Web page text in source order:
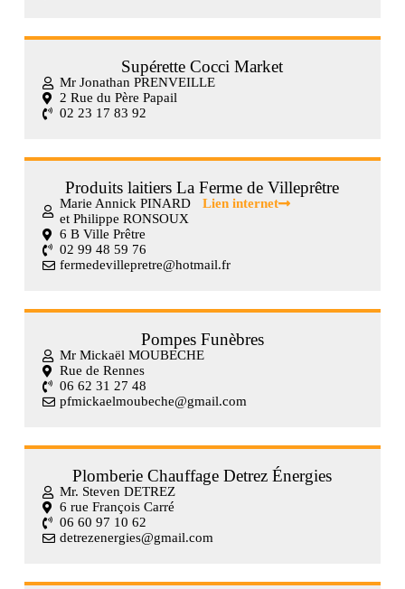
Supérette Cocci Market
Mr Jonathan PRENVEILLE
2 Rue du Père Papail
02 23 17 83 92
Produits laitiers La Ferme de Villeprêtre
Marie Annick PINARD
et Philippe RONSOUX
6 B Ville Prêtre
02 99 48 59 76
fermedevillepretre@hotmail.fr
Lien internet
Pompes Funèbres
Mr Mickaël MOUBECHE
Rue de Rennes
06 62 31 27 48
pfmickaelmoubeche@gmail.com
Plomberie Chauffage Detrez Énergies
Mr. Steven DETREZ
6 rue François Carré
06 60 97 10 62
detrezenergies@gmail.com